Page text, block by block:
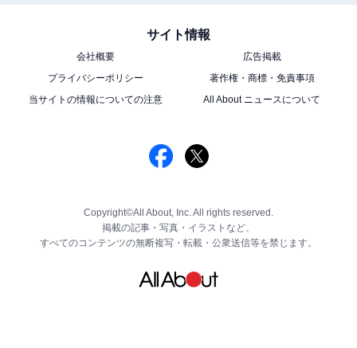
サイト情報
会社概要
広告掲載
プライバシーポリシー
著作権・商標・免責事項
当サイトの情報についての注意
All About ニュースについて
Copyright©All About, Inc. All rights reserved.
掲載の記事・写真・イラストなど、
すべてのコンテンツの無断複写・転載・公衆送信等を禁じます。